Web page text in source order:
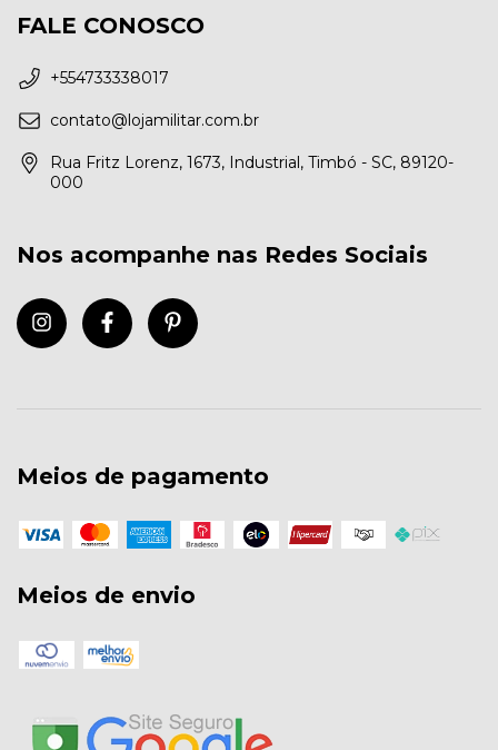
FALE CONOSCO
+554733338017
contato@lojamilitar.com.br
Rua Fritz Lorenz, 1673, Industrial, Timbó - SC, 89120-
000
Nos acompanhe nas Redes Sociais
Meios de pagamento
Meios de envio